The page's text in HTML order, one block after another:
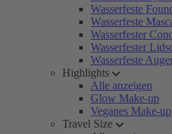
Wasserfeste
Wasserfeste
Wasserfester
Wasserfester
Wasserfeste
Highlights
Alle anzeigen
Glow Make-up
Veganes Make-up
Travel Size